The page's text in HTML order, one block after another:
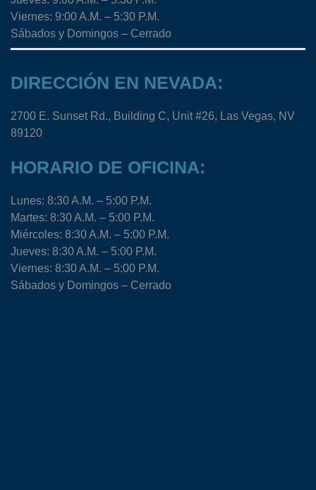
Viernes: 9:00 A.M. – 5:30 P.M.
Sábados y Domingos – Cerrado
DIRECCIÓN EN NEVADA:
2700 E. Sunset Rd., Building C, Unit #26, Las Vegas, NV
89120
HORARIO DE OFICINA:
Lunes: 8:30 A.M. – 5:00 P.M.
Martes: 8:30 A.M. – 5:00 P.M.
Miércoles: 8:30 A.M. – 5:00 P.M.
Jueves: 8:30 A.M. – 5:00 P.M.
Viernes: 8:30 A.M. – 5:00 P.M.
Sábados y Domingos – Cerrado